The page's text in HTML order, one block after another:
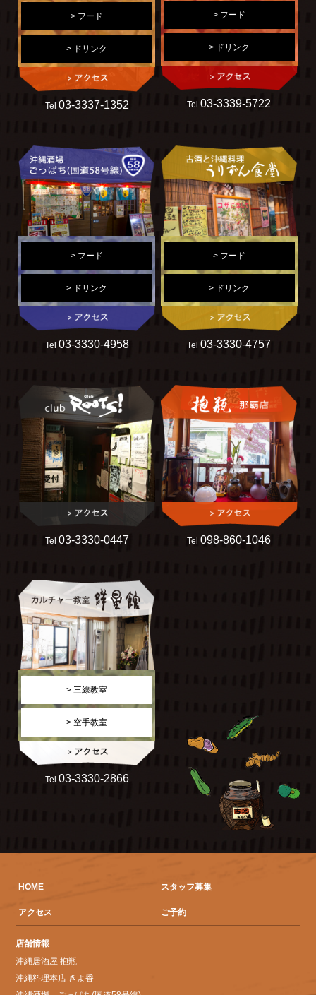
> フード
> ドリンク
Tel 03-3337-1352
> フード
> ドリンク
Tel03-3339-5722
> フード
> ドリンク
Tel 03-3330-4958
> フード
> ドリンク
Tel03-3330-4757
Tel 03-3330-0447
> 三線教室
> 空手教室
Tel 03-3330-2866
Tel098-860-1046
HOME スタッフ募集
アクセス ご予約
店舗情報
沖縄居酒屋 抱瓶
沖縄料理本店 きよ香